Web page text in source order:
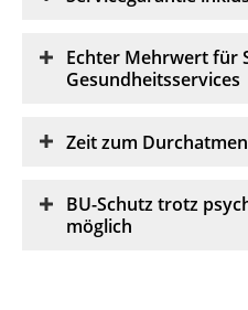
Echter Mehrwert für
Gesundheitsservices
Zeitzum
BU-Schutz trotz
möglich